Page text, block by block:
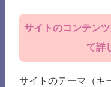
サイトのコンテン
て詳
サイトのテーマ（キ